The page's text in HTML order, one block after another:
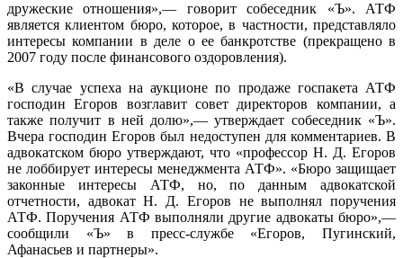
дружеские отношения»,— говорит собеседник «Ъ». АТФ
является клиентом бюро, которое, в частности, представляло
интересы компании в деле о ее банкротстве (прекращено в
2007 году после финансового оздоровления).
«В случае успеха на аукционе по продаже госпакета АТФ
господин Егоров возглавит совет директоров компании, а
также получит в ней долю»,— утверждает собеседник «Ъ».
Вчера господин Егоров был недоступен для комментариев. В
адвокатском бюро утверждают, что «профессор Н. Д. Егоров
не лоббирует интересы менеджмента АТФ». «Бюро защищает
законные интересы АТФ, но, по данным адвокатской
отчетности, адвокат Н. Д. Егоров не выполнял поручения
АТФ. Поручения АТФ выполняли другие адвокаты бюро»,—
сообщили «Ъ» в пресс-службе «Егоров, Пугинский,
Афанасьев и партнеры».